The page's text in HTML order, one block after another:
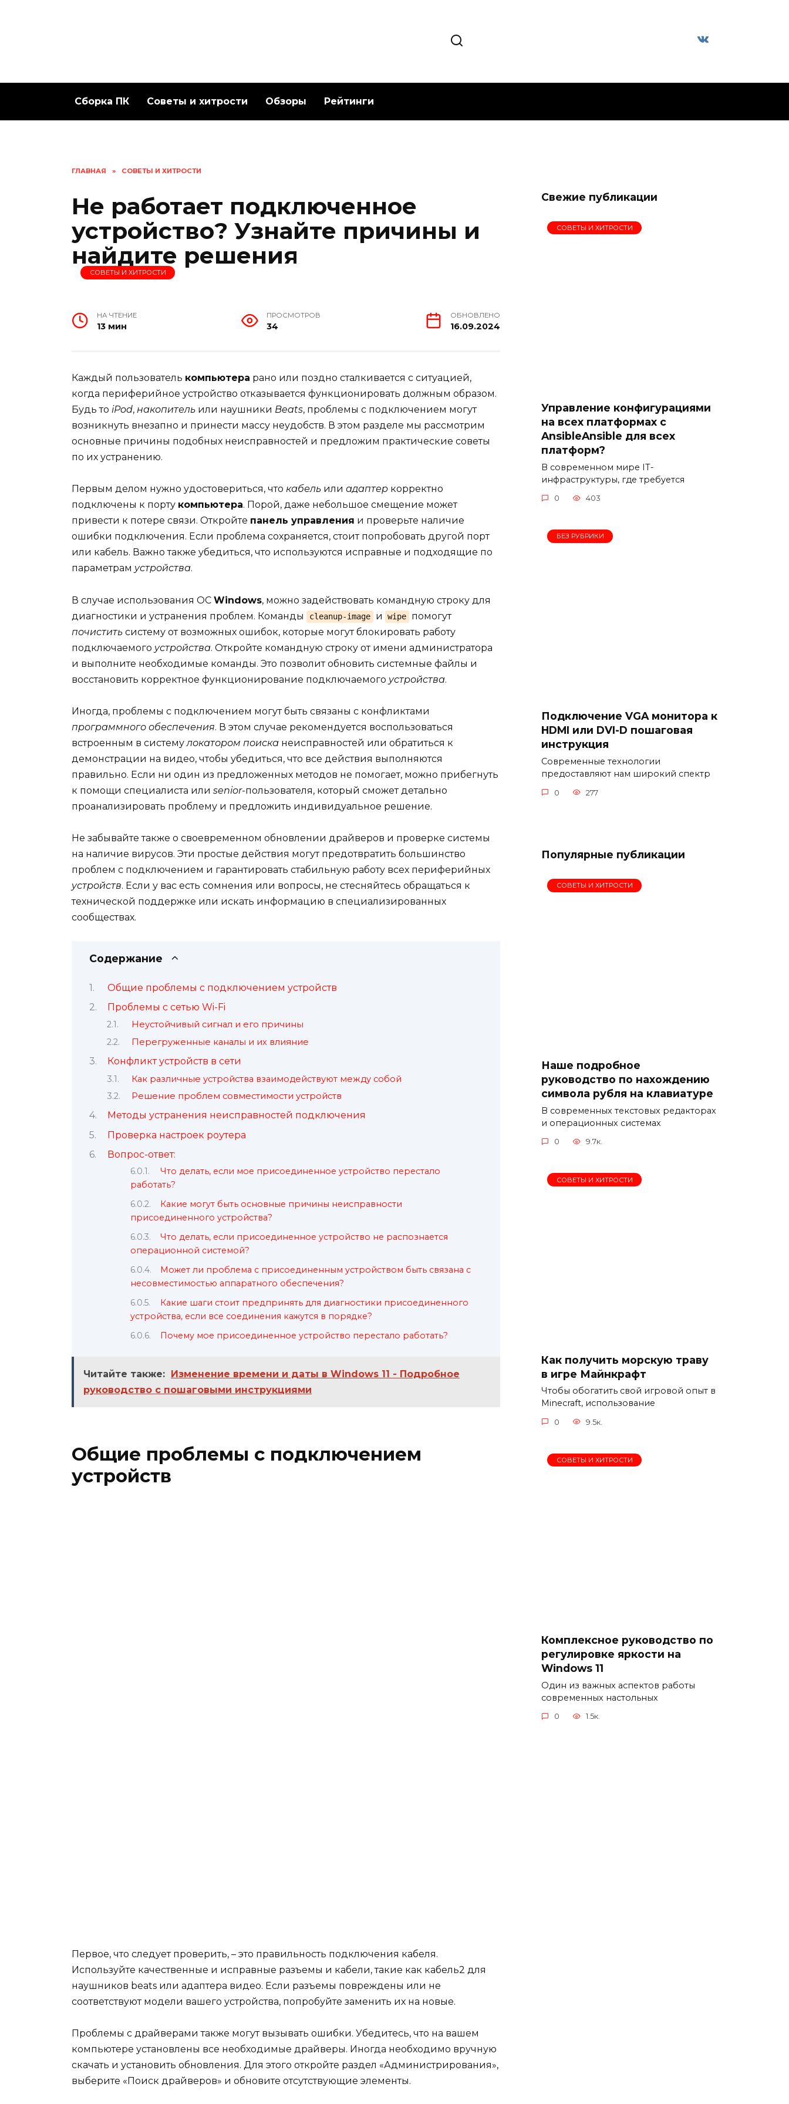
Сборка ПК Советы и хитрости Обзоры Рейтинги
ГЛАВНАЯ » СОВЕТЫ И ХИТРОСТИ
Не работает подключенное
устройство? Узнайте причины и
найдите решения
СОВЕТЫ И ХИТРОСТИ
НА ЧТЕНИЕ
13 мин
ПРОСМОТРОВ
34
ОБНОВЛЕНО
16.09.2024
Каждый пользователь компьютера рано или поздно сталкивается с ситуацией,
когда периферийное устройство отказывается функционировать должным образом.
Будь то iPod, накопитель или наушники Beats, проблемы с подключением могут
возникнуть внезапно и принести массу неудобств. В этом разделе мы рассмотрим
основные причины подобных неисправностей и предложим практические советы
по их устранению.
Первым делом нужно удостовериться, что кабель или адаптер корректно
подключены к порту компьютера. Порой, даже небольшое смещение может
привести к потере связи. Откройте панель управления и проверьте наличие
ошибки подключения. Если проблема сохраняется, стоит попробовать другой порт
или кабель. Важно также убедиться, что используются исправные и подходящие по
параметрам устройства.
В случае использования ОС Windows, можно задействовать командную строку для
диагностики и устранения проблем. Команды
cleanup-image и wipe
помогут
почистить систему от возможных ошибок, которые могут блокировать работу
подключаемого устройства. Откройте командную строку от имени администратора
и выполните необходимые команды. Это позволит обновить системные файлы и
восстановить корректное функционирование подключаемого устройства.
Иногда, проблемы с подключением могут быть связаны с конфликтами
программного обеспечения. В этом случае рекомендуется воспользоваться
встроенным в систему локатором поиска неисправностей или обратиться к
демонстрации на видео, чтобы убедиться, что все действия выполняются
правильно. Если ни один из предложенных методов не помогает, можно прибегнуть
к помощи специалиста или senior-пользователя, который сможет детально
проанализировать проблему и предложить индивидуальное решение.
Не забывайте также о своевременном обновлении драйверов и проверке системы
на наличие вирусов. Эти простые действия могут предотвратить большинство
проблем с подключением и гарантировать стабильную работу всех периферийных
устройств. Если у вас есть сомнения или вопросы, не стесняйтесь обращаться к
технической поддержке или искать информацию в специализированных
сообществах.
Содержание
Общие проблемы с подключением устройств
Проблемы с сетью Wi-Fi
Неустойчивый сигнал и его причины
Перегруженные каналы и их влияние
Конфликт устройств в сети
Как различные устройства взаимодействуют между собой
Решение проблем совместимости устройств
Методы устранения неисправностей подключения
Проверка настроек роутера
Вопрос-ответ:
Что делать, если мое присоединенное устройство перестало
работать?
Какие могут быть основные причины неисправности
присоединенного устройства?
Что делать, если присоединенное устройство не распознается
операционной системой?
Может ли проблема с присоединенным устройством быть связана с
несовместимостью аппаратного обеспечения?
Какие шаги стоит предпринять для диагностики присоединенного
устройства, если все соединения кажутся в порядке?
Почему мое присоединенное устройство перестало работать?
Читайте также:
Изменение времени и даты в Windows 11 - Подробное
руководство с пошаговыми инструкциями
Общие проблемы с подключением
устройств
Первое, что следует проверить, – это правильность подключения кабеля.
Используйте качественные и исправные разъемы и кабели, такие как кабель2 для
наушников beats или адаптера видео. Если разъемы повреждены или не
соответствуют модели вашего устройства, попробуйте заменить их на новые.
Проблемы с драйверами также могут вызывать ошибки. Убедитесь, что на вашем
компьютере установлены все необходимые драйверы. Иногда необходимо вручную
скачать и установить обновления. Для этого откройте раздел «Администрирования»,
выберите «Поиск драйверов» и обновите отсутствующие элементы.
Свежие публикации
СОВЕТЫ И ХИТРОСТИ
Управление конфигурациями
на всех платформах с
AnsibleAnsible для всех
платформ?
В современном мире IT-
инфраструктуры, где требуется
0 403
БЕЗ РУБРИКИ
Подключение VGA монитора к
HDMI или DVI-D пошаговая
инструкция
Современные технологии
предоставляют нам широкий спектр
0 277
Популярные публикации
СОВЕТЫ И ХИТРОСТИ
Наше подробное
руководство по нахождению
символа рубля на клавиатуре
В современных текстовых редакторах
и операционных системах
0 9.7к.
СОВЕТЫ И ХИТРОСТИ
Как получить морскую траву
в игре Майнкрафт
Чтобы обогатить свой игровой опыт в
Minecraft, использование
0 9.5к.
СОВЕТЫ И ХИТРОСТИ
Комплексное руководство по
регулировке яркости на
Windows 11
Один из важных аспектов работы
современных настольных
0 1.5к.